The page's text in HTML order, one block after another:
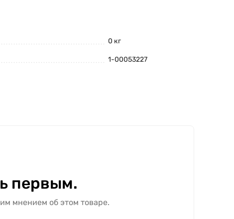
0 кг
1-00053227
первым.
мнением об этом товаре.